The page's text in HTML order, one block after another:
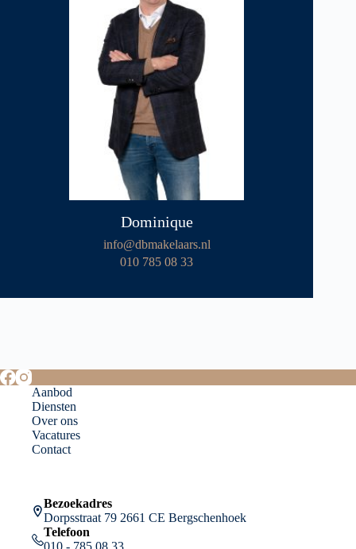
Dominique
info@dbmakelaars.nl
010 785 08 33
Aanbod
Diensten
Over ons
Vacatures
Contact
Bezoekadres
Dorpsstraat 79 2661 CE Bergschenhoek
Telefoon
010 - 785 08 33